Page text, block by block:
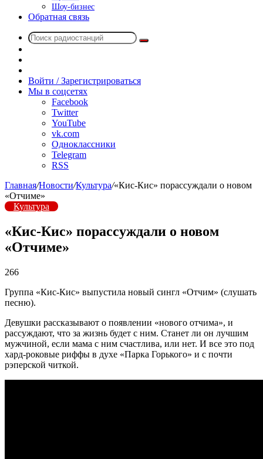
Шоу-бизнес
Обратная связь
Поиск
радио
Войти / Зарегистрироваться
Мы в соцсетях
Facebook
Twitter
YouTube
vk.com
Одноклассники
Telegram
RSS
Главная/Новости/Культура/«Кис-Кис» порассуждали о новом
«Отчиме»
Культура
«Кис-Кис» порассуждали о новом
«Отчиме»
266
Группа «Кис-Кис» выпустила новый сингл «Отчим» (слушать
песню).
Девушки рассказывают о появлении «нового отчима», и
рассуждают, что за жизнь будет с ним. Станет ли он лучшим
мужчиной, если мама с ним счастлива, или нет. И все это под
хард-роковые риффы в духе «Парка Горького» и с почти
рэперской читкой.